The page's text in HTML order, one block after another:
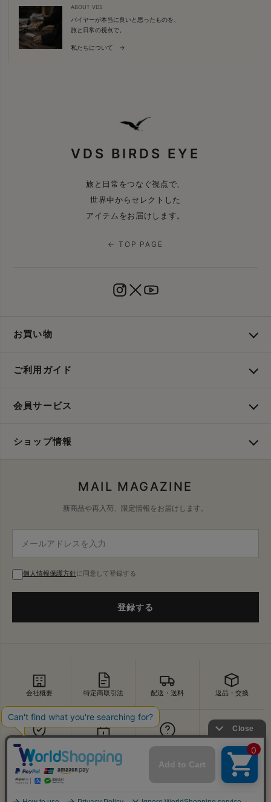
ABOUT VDS
バイヤーが本当に良いと思ったものを、
旅と日常の視点で。
私たちについて →
VDS BIRDS EYE
旅と日常をつなぐ視点で、
世界中からセレクトした
アイテムをお届けします。
← TOP PAGE
お買い物
ご利用ガイド
会員サービス
ショップ情報
MAIL MAGAZINE
新商品や再入荷、限定情報をお届けします。
個人情報保護方針に同意して登録する
登録する
会社概要 特定商取引法 配送・送料 返品・交換
セキュリティ お問い合わせ
↑
PAGE TOP